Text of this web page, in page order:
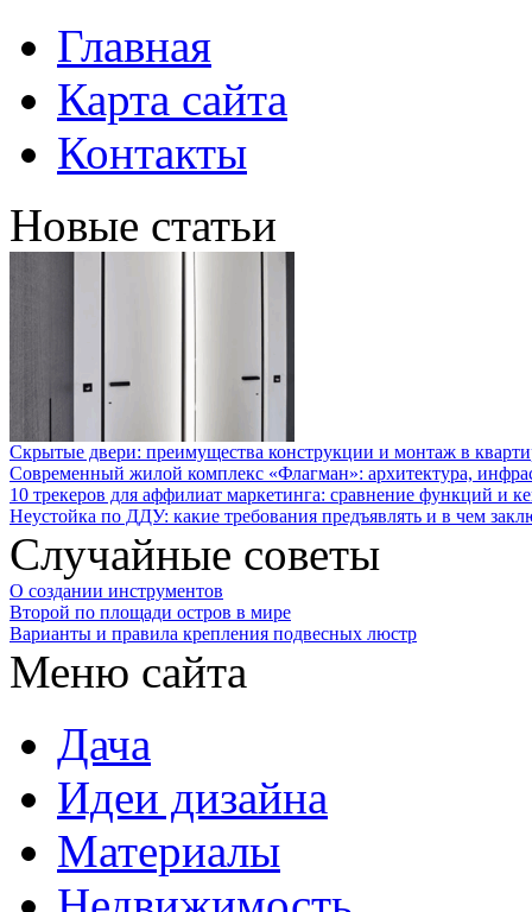
Главная
Карта сайта
Контакты
Новые статьи
Скрытые двери: преимущества конструкции и монтаж в
Современный жилой комплекс «Флагман»: архитектура,
10 трекеров для аффилиат маркетинга: сравнение функций и
Неустойка по ДДУ: какие требования предъявлять и в чем
Случайные советы
О cоздании инструментов
Второй по площади остров в мире
Варианты и правила крепления подвесных люстр
Меню сайта
Дача
Идеи дизайна
Материалы